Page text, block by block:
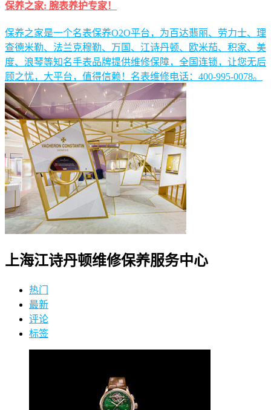
保养之家: 腕表养护专家！
保养之家是一个名表保养O2O平台，为百达翡丽、劳力士、理
查德米勒、法兰克穆勒、万国、江诗丹顿、欧米茄、积家、美
度、浪琴等知名手表品牌提供维修保障，全国连锁，让您无后
顾之忧，大平台，值得信赖！名表维修电话：400-995-0078。
上海江诗丹顿维修保养服务中心
热门
最新
评论
标签